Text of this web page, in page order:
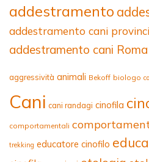
addestramento
addestramento cani
addestramento cani Roma
aggressività animali Bekoff biologo
Cani cani randagi cinofila
comportamentali
trekking educatore cinofilo